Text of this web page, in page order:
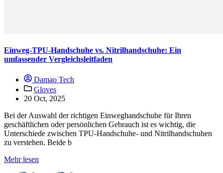
Einweg-TPU-Handschuhe vs. Nitrilhandschuhe: Ein
umfassender Vergleichsleitfaden
Damao Tech
Gloves
20 Oct, 2025
Bei der Auswahl der richtigen Einweghandschuhe für Ihren
geschäftlichen oder persönlichen Gebrauch ist es wichtig, die
Unterschiede zwischen TPU-Handschuhe- und Nitrilhandschuhen
zu verstehen. Beide b
Mehr lesen